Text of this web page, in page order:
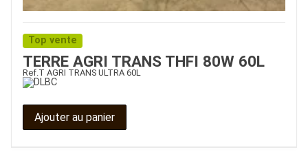
Top vente
TERRE AGRI TRANS THFI 80W 60L
Ref. T AGRI TRANS ULTRA 60L
Ajouter au panier